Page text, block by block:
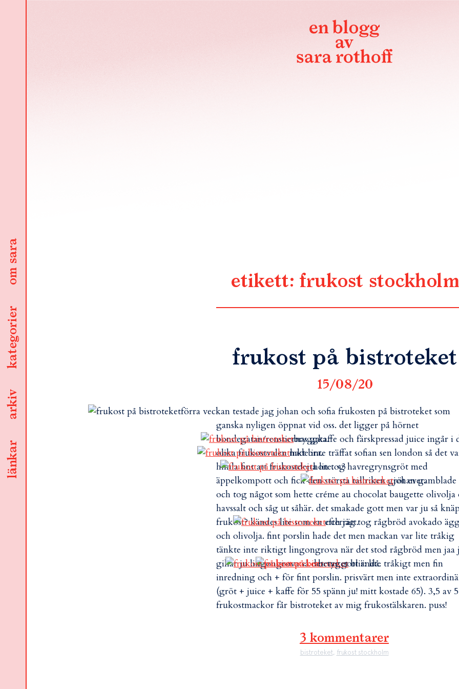
länkar
arkiv
kategorier
om sara etikett: frukost stockholm
frukost på bistroteket
15/08/20
förra veckan testade jag johan och sofia frukosten på bistroteket som
ganska nyligen öppnat vid oss. det ligger på hörnet
bondegatan/renstiernas gata.bryggkaffe och färskpressad juice ingår i
olika frukostvalen mkt bra.hade inte träffat sofian sen london så det
himla fint att frukostdejta lite. <3hon tog havregrynsgröt med
äppelkompott och fick den största tallriken gröt ever.
johan gamblade
och tog något som hette créme au chocolat baugette olivolja
havssalt och såg ut såhär. det smakade gott men var ju så
frukost? kändes lite som en efterrätt.och jag tog rågbröd avokado
och olivolja. fint porslin hade det men mackan var lite tråkig
tänkte inte riktigt lingongrova när det stod rågbröd men jaa
gillar ju lingongrova så det var gott ändå.betyget blir: lite tråkigt men fin
inredning och + för fint porslin. prisvärt men inte
(gröt + juice + kaffe för 55 spänn ju! mitt kostade 65). 3,5 av 5
frukostmackor får bistroteket av mig frukostälskaren. puss!
3 kommentarer
bistroteket, frukost stockholm